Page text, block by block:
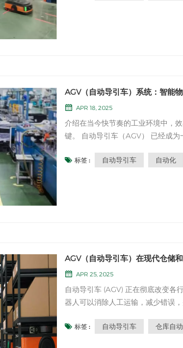
AGV（自动导引车）系统：智能
APR 18, 2025
介绍在当今快节奏的工业环境中，
键。 自动导引车（AGV） 已经成为
AGV 是什么、如何工作、主要优势
标签 : 自动导引车 自动化
AGV（自动导引车）在现代仓储
APR 25, 2025
自动导引车 (AGV) 正在彻底改变各
器人可以消除人工运输，减少错误
– 无需休息、轮班或疲劳。✅ 物料
标签 : 自动导引车 仓库自